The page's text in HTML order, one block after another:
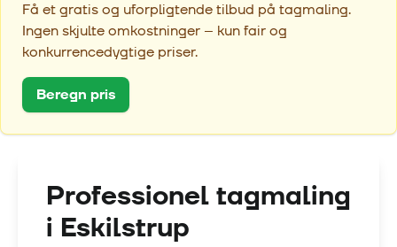
Få et gratis og uforpligtende tilbud på tagmaling.
Ingen skjulte omkostninger – kun fair og
konkurrencedygtige priser.
Beregn pris
Professionel tagmaling
i Eskilstrup